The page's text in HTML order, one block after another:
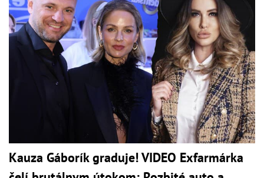
Kauza Gáborík graduje! VIDEO Exfarmárka